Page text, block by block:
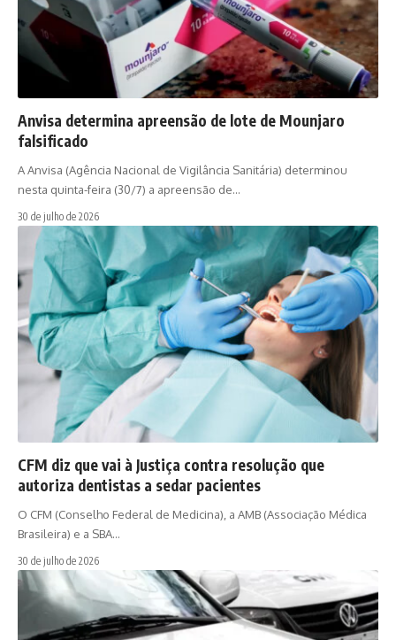
Anvisa determina apreensão de lote de Mounjaro
falsificado
A Anvisa (Agência Nacional de Vigilância Sanitária) determinou
nesta quinta-feira (30/7) a apreensão de…
30 de julho de 2026
CFM diz que vai à Justiça contra resolução que
autoriza dentistas a sedar pacientes
O CFM (Conselho Federal de Medicina), a AMB (Associação Médica
Brasileira) e a SBA…
30 de julho de 2026